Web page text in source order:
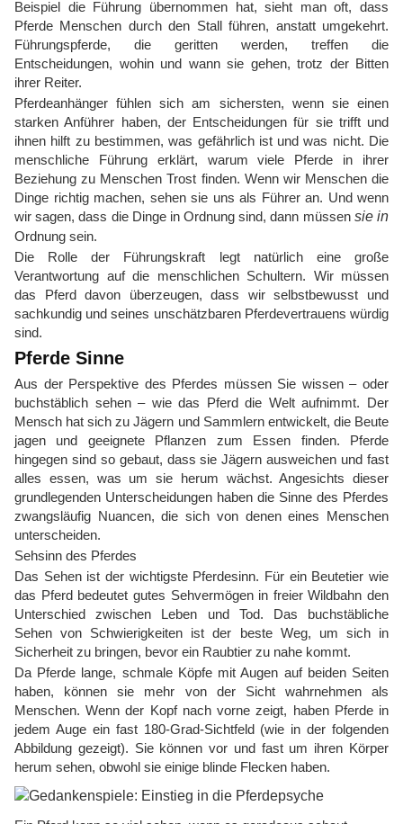
Beispiel die Führung übernommen hat, sieht man oft, dass
Pferde Menschen durch den Stall führen, anstatt umgekehrt.
Führungspferde, die geritten werden, treffen die
Entscheidungen, wohin und wann sie gehen, trotz der Bitten
ihrer Reiter.
Pferdeanhänger fühlen sich am sichersten, wenn sie einen
starken Anführer haben, der Entscheidungen für sie trifft und
ihnen hilft zu bestimmen, was gefährlich ist und was nicht. Die
menschliche Führung erklärt, warum viele Pferde in ihrer
Beziehung zu Menschen Trost finden. Wenn wir Menschen die
Dinge richtig machen, sehen sie uns als Führer an. Und wenn
wir sagen, dass die Dinge in Ordnung sind, dann müssen sie in
Ordnung sein.
Die Rolle der Führungskraft legt natürlich eine große
Verantwortung auf die menschlichen Schultern. Wir müssen
das Pferd davon überzeugen, dass wir selbstbewusst und
sachkundig und seines unschätzbaren Pferdevertrauens würdig
sind.
Pferde Sinne
Aus der Perspektive des Pferdes müssen Sie wissen – oder
buchstäblich sehen – wie das Pferd die Welt aufnimmt. Der
Mensch hat sich zu Jägern und Sammlern entwickelt, die Beute
jagen und geeignete Pflanzen zum Essen finden. Pferde
hingegen sind so gebaut, dass sie Jägern ausweichen und fast
alles essen, was um sie herum wächst. Angesichts dieser
grundlegenden Unterscheidungen haben die Sinne des Pferdes
zwangsläufig Nuancen, die sich von denen eines Menschen
unterscheiden.
Sehsinn des Pferdes
Das Sehen ist der wichtigste Pferdesinn. Für ein Beutetier wie
das Pferd bedeutet gutes Sehvermögen in freier Wildbahn den
Unterschied zwischen Leben und Tod. Das buchstäbliche
Sehen von Schwierigkeiten ist der beste Weg, um sich in
Sicherheit zu bringen, bevor ein Raubtier zu nahe kommt.
Da Pferde lange, schmale Köpfe mit Augen auf beiden Seiten
haben, können sie mehr von der Sicht wahrnehmen als
Menschen. Wenn der Kopf nach vorne zeigt, haben Pferde in
jedem Auge ein fast 180-Grad-Sichtfeld (wie in der folgenden
Abbildung gezeigt). Sie können vor und fast um ihren Körper
herum sehen, obwohl sie einige blinde Flecken haben.